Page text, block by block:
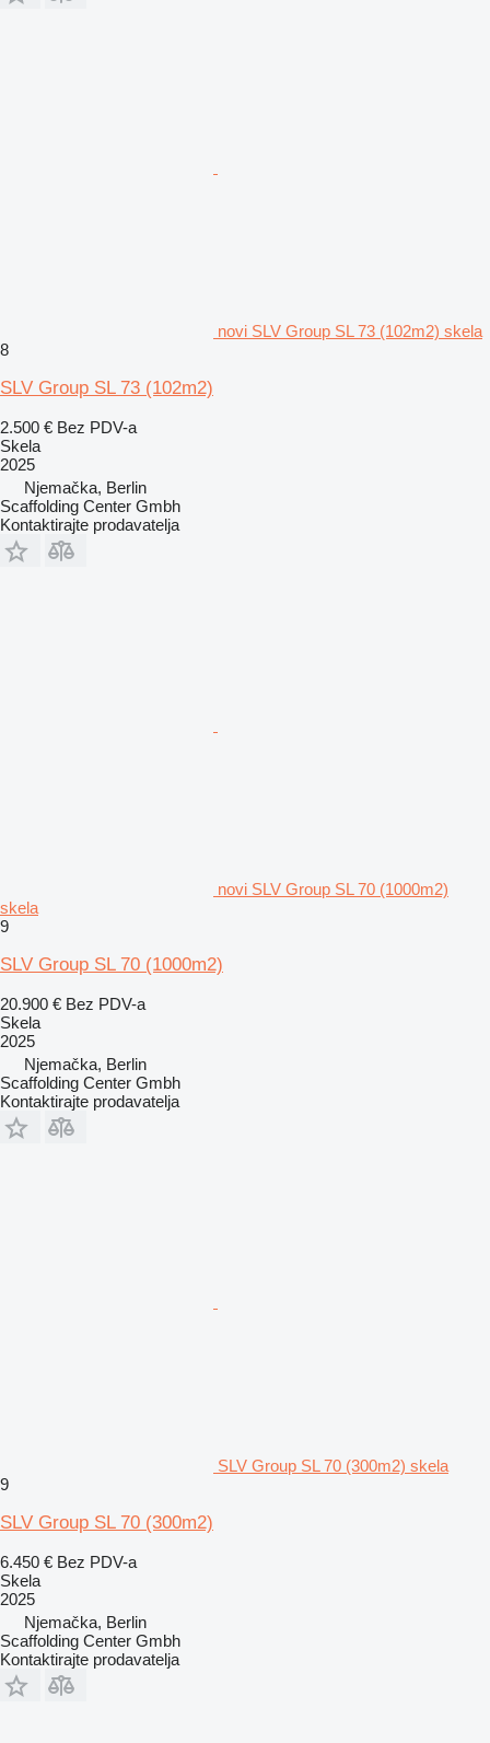
novi SLV Group SL 73 (102m2) skela
8
SLV Group SL 73 (102m2)
2.500 € Bez PDV-a
Skela
2025
Njemačka, Berlin
Scaffolding Center Gmbh
Kontaktirajte prodavatelja
novi SLV Group SL 70 (1000m2)
skela
9
SLV Group SL 70 (1000m2)
20.900 € Bez PDV-a
Skela
2025
Njemačka, Berlin
Scaffolding Center Gmbh
Kontaktirajte prodavatelja
SLV Group SL 70 (300m2) skela
9
SLV Group SL 70 (300m2)
6.450 € Bez PDV-a
Skela
2025
Njemačka, Berlin
Scaffolding Center Gmbh
Kontaktirajte prodavatelja